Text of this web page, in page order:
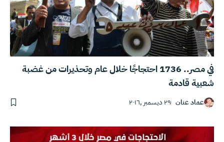
في مصر.. 1736 احتجاجًا خلال عام وتحذيرات من غضبة
شعبية قادمة
عماد عنان ٢٩ ديسمبر ,٢٠١٦